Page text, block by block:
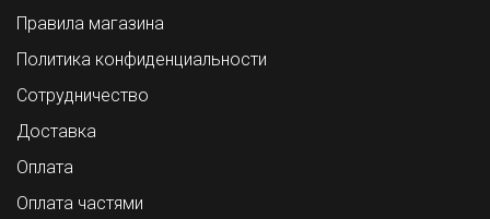
Правила магазина
Политика конфиденциальности
Сотрудничество
Доставка
Оплата
Оплата частями